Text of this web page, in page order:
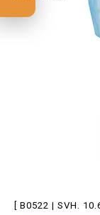
[ B0522 | SVH.